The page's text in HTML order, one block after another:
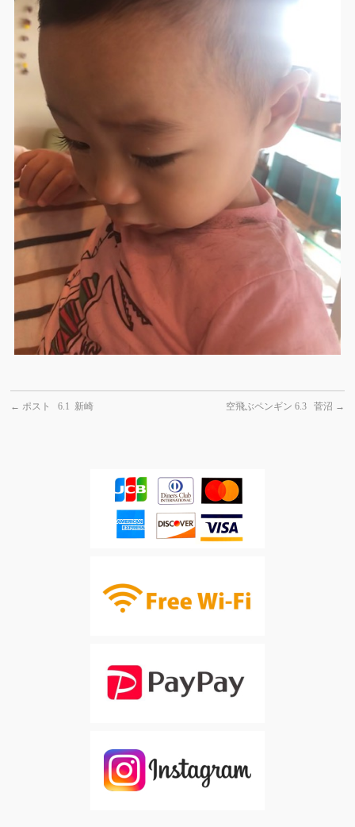
← ポスト 6.1 新崎 空飛ぶペンギン 6.3 菅沼 →